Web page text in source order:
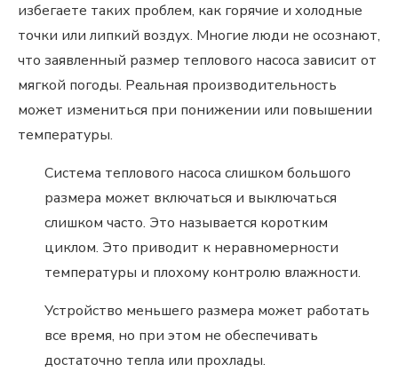
избегаете таких проблем, как горячие и холодные
точки или липкий воздух. Многие люди не осознают,
что заявленный размер теплового насоса зависит от
мягкой погоды. Реальная производительность
может измениться при понижении или повышении
температуры.
Система теплового насоса слишком большого
размера может включаться и выключаться
слишком часто. Это называется коротким
циклом. Это приводит к неравномерности
температуры и плохому контролю влажности.
Устройство меньшего размера может работать
все время, но при этом не обеспечивать
достаточно тепла или прохлады.